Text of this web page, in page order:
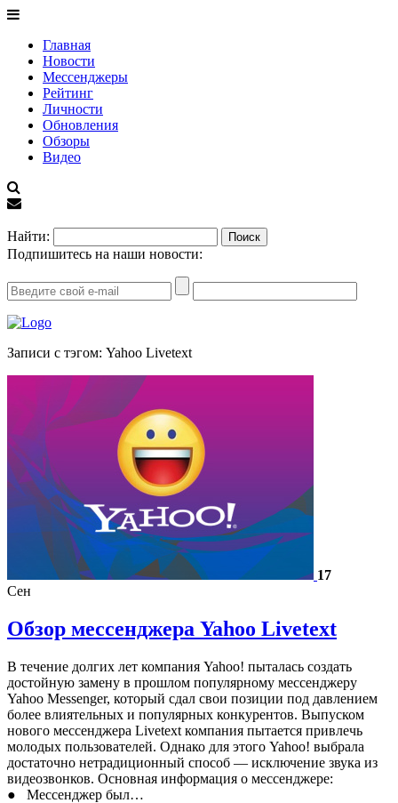
Главная
Новости
Мессенджеры
Рейтинг
Личности
Обновления
Обзоры
Видео
Найти:
Подпишитесь на наши новости:
Записи с тэгом: Yahoo Livetext
17
Сен
Обзор мессенджера Yahoo Livetext
В течение долгих лет компания Yahoo! пыталась создать
достойную замену в прошлом популярному мессенджеру
Yahoo Messenger, который сдал свои позиции под давлением
более влиятельных и популярных конкурентов. Выпуском
нового мессенджера Livetext компания пытается привлечь
молодых пользователей. Однако для этого Yahoo! выбрала
достаточно нетрадиционный способ — исключение звука из
видеозвонков. Основная информация о мессенджере:
● Мессенджер был…